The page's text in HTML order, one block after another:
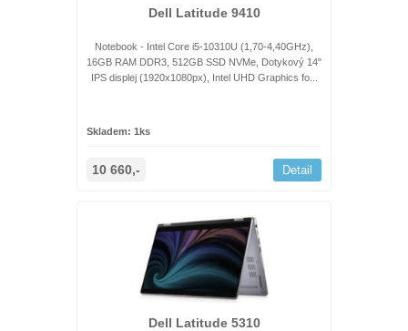
Dell Latitude 9410
Notebook - Intel Core i5-10310U (1,70-4,40GHz),
16GB RAM DDR3, 512GB SSD NVMe, Dotykový 14"
IPS displej (1920x1080px), Intel UHD Graphics fo...
Skladem: 1ks
10 660,- Detail
Dell Latitude 5310